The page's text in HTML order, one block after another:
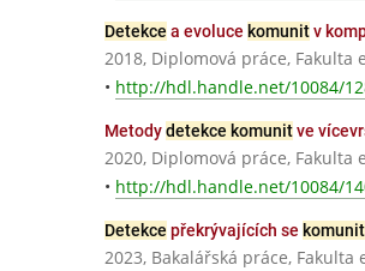
Detekce a evoluce komunitv
2018, Diplomová práce,
• http://hdl.handle.net/10084/
Metodydetekce komunitve
2020, Diplomová práce,
• http://hdl.handle.net/10084/
Detekce překrývajících se komunit
2023, Bakalářská práce,